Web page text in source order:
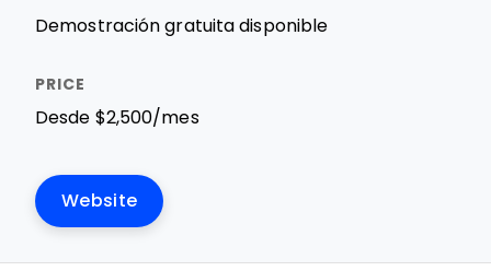
Demostración gratuita disponible
Desde $2,500/mes
Website